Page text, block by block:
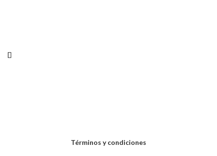
Términos y condiciones